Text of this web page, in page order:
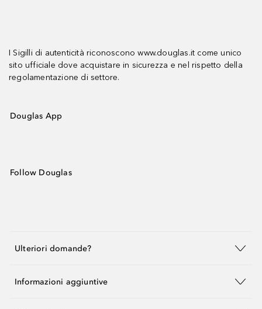
I Sigilli di autenticità riconoscono www.douglas.it come unico
sito ufficiale dove acquistare in sicurezza e nel rispetto della
regolamentazione di settore.
Douglas App
Follow Douglas
Ulteriori domande?
Informazioni aggiuntive